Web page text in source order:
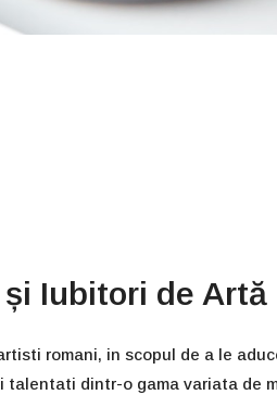
Iubitori de Artă
romani, in scopul de a le
dintr-o gama variata de